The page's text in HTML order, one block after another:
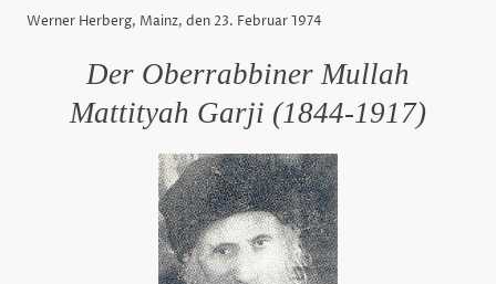
Werner Herberg, Mainz, den 23. Februar 1974
Der Oberrabbiner Mullah
Mattityah Garji (1844-1917)